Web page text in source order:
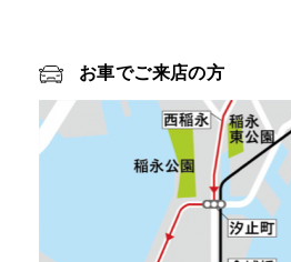
お車でご来店の方